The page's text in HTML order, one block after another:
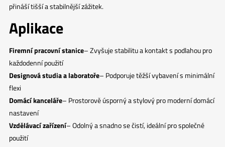
přináší tišší a stabilnější zážitek.
Aplikace
Firemní pracovní stanice– Zvyšuje stabilitu a kontakt s podlahou pro
každodenní použití
Designová studia a laboratoře– Podporuje těžší vybavení s minimální
flexi
Domácí kanceláře– Prostorově úsporný a stylový pro moderní domácí
nastavení
Vzdělávací zařízení– Odolný a snadno se čistí, ideální pro společné
použití